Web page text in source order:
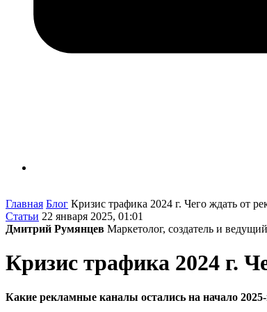
Главная Блог Кризис трафика 2024 г. Чего ждать от
Статьи 22 января 2025, 01:01
Дмитрий Румянцев Маркетолог, создатель и
Кризис трафика 2024 г.
Какие рекламные каналы остались на начало